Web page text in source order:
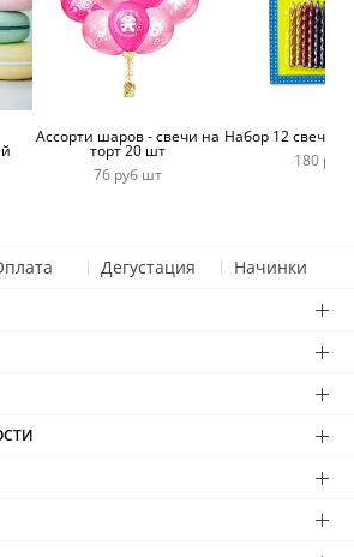
Ассорти шаров - свечи на
торт 20 шт
76 руб шт
Набор 12 свечей
180 руб
Дегустация Начинки